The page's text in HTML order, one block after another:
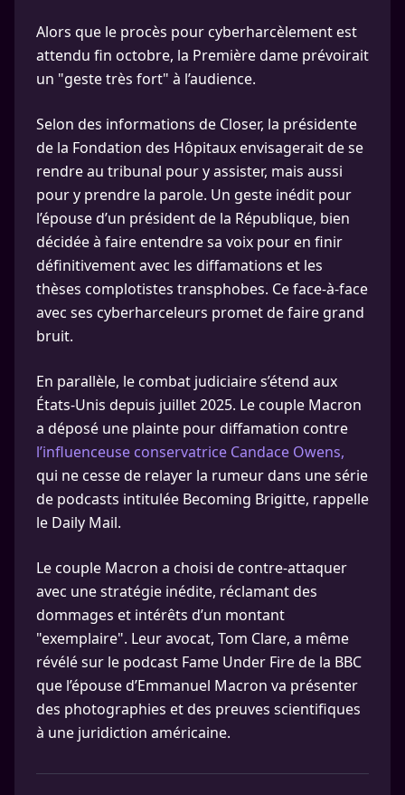
Alors que le procès pour cyberharcèlement est
attendu fin octobre, la Première dame prévoirait
un "geste très fort" à l’audience.
Selon des informations de Closer, la présidente
de la Fondation des Hôpitaux envisagerait de se
rendre au tribunal pour y assister, mais aussi
pour y prendre la parole. Un geste inédit pour
l’épouse d’un président de la République, bien
décidée à faire entendre sa voix pour en finir
définitivement avec les diffamations et les
thèses complotistes transphobes. Ce face-à-face
avec ses cyberharceleurs promet de faire grand
bruit.
En parallèle, le combat judiciaire s’étend aux
États-Unis depuis juillet 2025. Le couple Macron
a déposé une plainte pour diffamation contre
l’influenceuse conservatrice Candace Owens,
qui ne cesse de relayer la rumeur dans une série
de podcasts intitulée Becoming Brigitte, rappelle
le Daily Mail.
Le couple Macron a choisi de contre-attaquer
avec une stratégie inédite, réclamant des
dommages et intérêts d’un montant
"exemplaire". Leur avocat, Tom Clare, a même
révélé sur le podcast Fame Under Fire de la BBC
que l’épouse d’Emmanuel Macron va présenter
des photographies et des preuves scientifiques
à une juridiction américaine.